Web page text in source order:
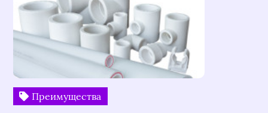
Преимущества